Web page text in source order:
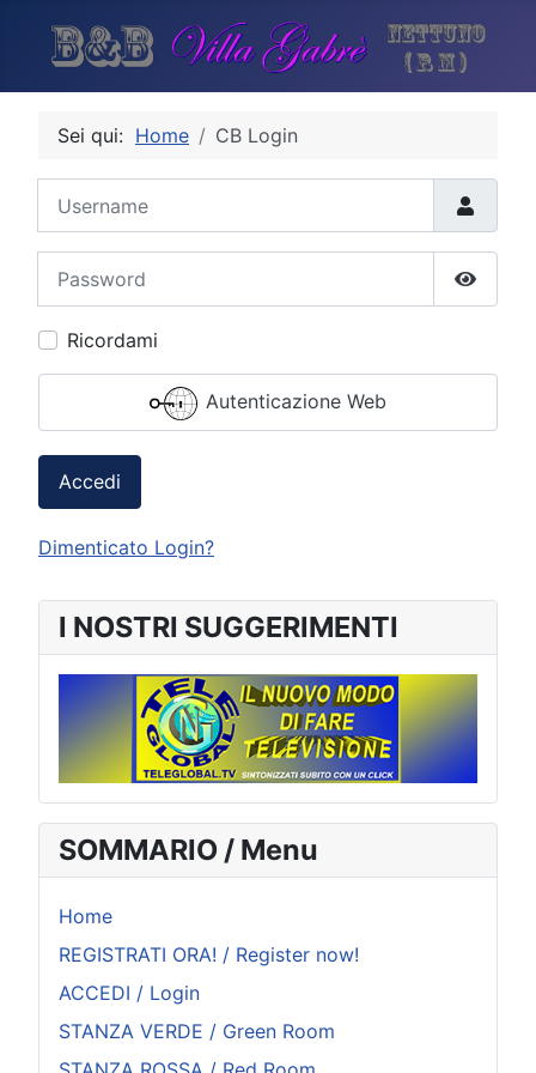
Sei qui: Home CB Login
Show
Ricordami
Autenticazione Web
Accedi
Dimenticato Login?
I NOSTRI SUGGERIMENTI
SOMMARIO / Menu
Home
REGISTRATI ORA! / Register now!
ACCEDI / Login
STANZA VERDE / Green Room